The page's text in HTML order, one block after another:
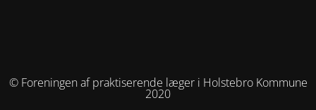
© Foreningen af praktiserende læger i Holstebro Kommune
2020